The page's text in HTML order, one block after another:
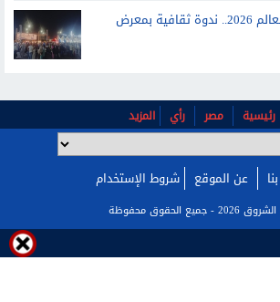
كتاب حكايات من بيسكارا
رئيسية مصر رأي المزيد